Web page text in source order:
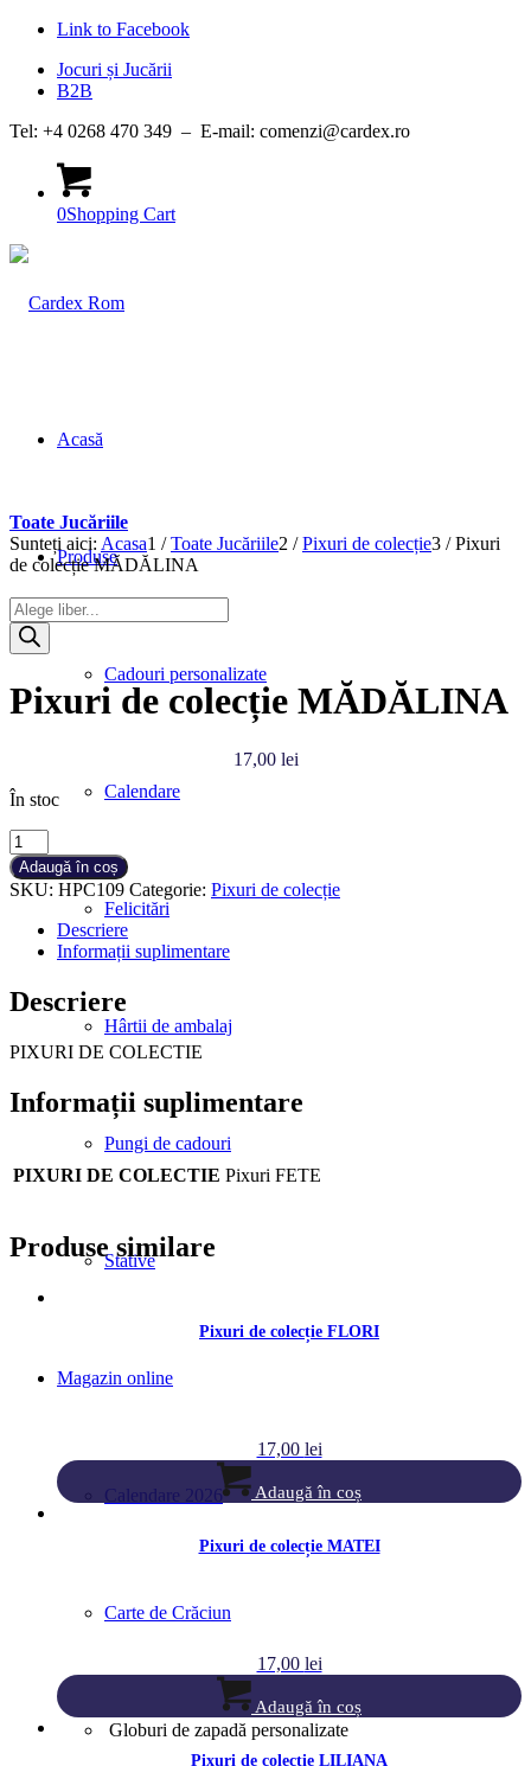
Link to Facebook
Jocuri și Jucării
B2B
Tel: +4 0268 470 349 – E-mail: comenzi@cardex.ro
0Shopping Cart
Acasă
Produse
Cadouri personalizate
Calendare
Felicitări
Hârtii de ambalaj
Pungi de cadouri
Stative
Magazin online
Calendare 2026
Carte de Crăciun
Globuri de zapadă personalizate
Toate Jucăriile
Sunteți aici: Acasa1 / Toate Jucăriile2 / Pixuri de colecție3 / Pixuri
de colecție MĂDĂLINA
Products
search
Pixuri de colecție MĂDĂLINA
17,00 lei
În stoc
Cantitate
Pixuri
de
colecție
MĂDĂLINA
Adaugă în coș
SKU: HPC109 Categorie: Pixuri de colecție
Descriere
Informații suplimentare
Descriere
PIXURI DE COLECTIE
Informații suplimentare
PIXURI DE COLECTIE Pixuri FETE
Produse similare
Pixuri de colecție FLORI
17,00 lei
Adaugă în coș
Pixuri de colecție MATEI
17,00 lei
Adaugă în coș
Pixuri de colecție LILIANA